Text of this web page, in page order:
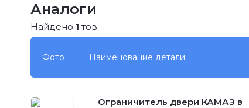
Аналоги
Найдено 1 тов.
Фото Наименование детали
Ограничитель двери КАМАЗ в